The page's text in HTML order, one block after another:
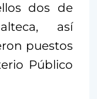
dos de
así
puestos
Público